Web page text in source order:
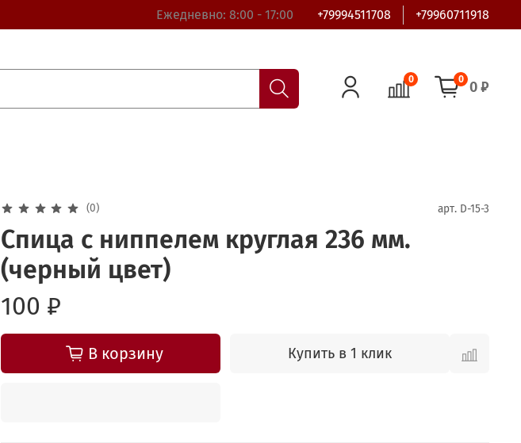
Ежедневно: 8:00 - 17:00 +79994511708 +79960711918
0 0 0 ₽
(0) арт. D-15-3
Спица с ниппелем круглая 236 мм.
(черный цвет)
100 ₽
В корзину Купить в 1 клик